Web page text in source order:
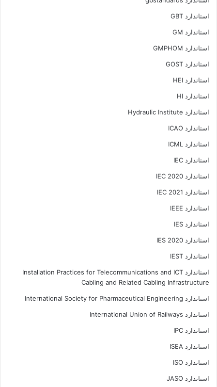
استاندارد GBT
استاندارد GM
استاندارد GMPHOM
استاندارد GOST
استاندارد HEI
استاندارد HI
استاندارد Hydraulic Institute
استاندارد ICAO
استاندارد ICML
استاندارد IEC
استاندارد IEC 2020
استاندارد IEC 2021
استاندارد IEEE
استاندارد IES
استاندارد IES 2020
استاندارد IEST
استاندارد Installation Practices for Telecommunications and ICT
Cabling and Related Cabling Infrastructure
استاندارد International Society for Pharmaceutical Engineering
استاندارد International Union of Railways
استاندارد IPC
استاندارد ISEA
استاندارد ISO
استاندارد JASO